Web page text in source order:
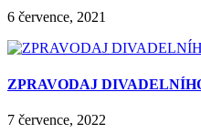
6 července, 2021
ZPRAVODAJ
7 července, 2022